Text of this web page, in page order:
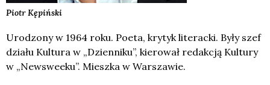
Piotr Kępiński
Urodzony w 1964 roku. Poeta, krytyk literacki. Były szef
działu Kultura w „Dzienniku”, kierował redakcją Kultury
w „Newsweeku”. Mieszka w Warszawie.